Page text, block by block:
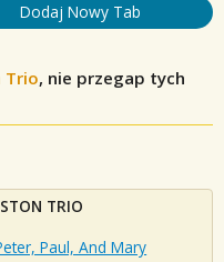
Dodaj Nowy Tab
Trio, nie przegap tych
TRIO
Paul, And Mary